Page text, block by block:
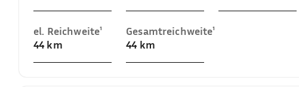
el. Reichweite¹
44 km
Gesamtreichweite¹
44 km